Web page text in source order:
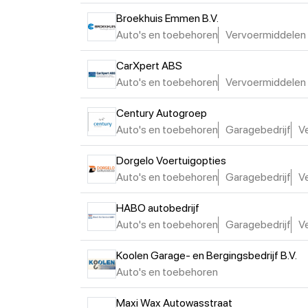
Broekhuis Emmen B.V.
Auto's en toebehoren
Vervoermiddelen
CarXpert ABS
Auto's en toebehoren
Vervoermiddelen
Century Autogroep
Auto's en toebehoren
Garagebedrijf
Dorgelo Voertuigopties
Auto's en toebehoren
Garagebedrijf
HABO autobedrijf
Auto's en toebehoren
Garagebedrijf
Koolen Garage- en Bergingsbedrijf B.V.
Auto's en toebehoren
Maxi Wax Autowasstraat